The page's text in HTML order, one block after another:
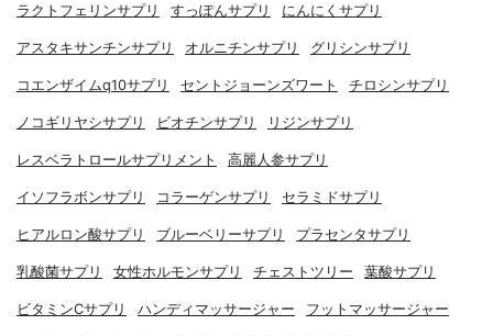
ラクトフェリンサプリ すっぽんサプリ にんにくサプリ
アスタキサンチンサプリ オルニチンサプリ グリシンサプリ
コエンザイムq10サプリ セントジョーンズワート チロシンサプリ
ノコギリヤシサプリ ビオチンサプリ リジンサプリ
レスベラトロールサプリメント 高麗人参サプリ
イソフラボンサプリ コラーゲンサプリ セラミドサプリ
ヒアルロン酸サプリ ブルーベリーサプリ プラセンタサプリ
乳酸菌サプリ 女性ホルモンサプリ チェストツリー 葉酸サプリ
ビタミンCサプリ ハンディマッサージャー フットマッサージャー